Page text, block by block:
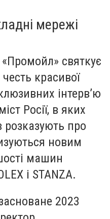
мережі
святкує
красивої
інтерв’ю
Росії, в яких
розказують про
новим
машин
і STANZA.
2023